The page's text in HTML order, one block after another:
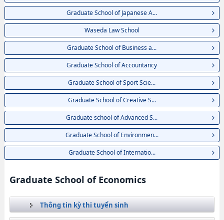
Graduate School of Japanese A...
Waseda Law School
Graduate School of Business a...
Graduate School of Accountancy
Graduate School of Sport Scie...
Graduate School of Creative S...
Graduate school of Advanced S...
Graduate School of Environmen...
Graduate School of Internatio...
Graduate School of Economics
Thông tin kỳ thi tuyển sinh